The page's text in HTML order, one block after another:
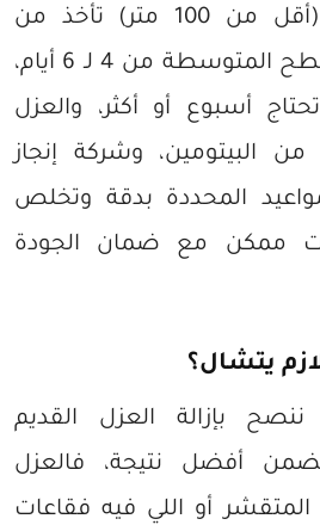
الأسطح الصغيرة (أقل من 100 متر) تأخذ من
يومين لـ 4 أيام، الأسطح المتوسطة من 4 لـ 6 أيام،
أسبوع أو أكثر، والعزل
البيتومين، وشركة إنجاز
المحددة بدقة وتخلص
ممكن مع ضمان الجودة
يتشال؟
بإزالة العزل القديم
أفضل نتيجة، فالعزل
أو اللي فيه فقاعات